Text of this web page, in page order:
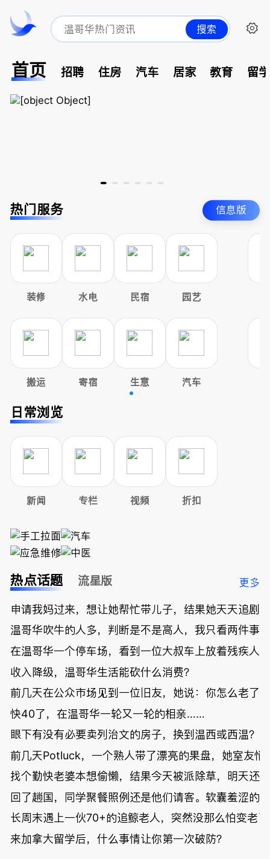
搜索
首页 招聘 住房 汽车 居家 教育 留
热门服务 信息版
装修 水电 民宿 园艺
搬运 寄宿 生意 汽车
日常浏览
新闻 专栏 视频 折扣
热点话题 流星版 更多
申请我妈过来，想让她帮忙带儿子，结果她天天追剧
温哥华吹牛的人多，判断是不是高人，我只看两件事
在温哥华一个停车场，看到一位大叔车上放着残疾人
收入降级，温哥华生活能砍什么消费？
前几天在公众市场见到一位旧友，她说：你怎么老了
快40了，在温哥华一轮又一轮的相亲……
眼下有没有必要卖列治文的房子，换到温西或西温？
前几天Potluck，一个熟人带了漂亮的果盘，她室友悄
找个勤快老婆本想偷懒，结果今天被派除草，明天还
回了趟国，同学聚餐照例还是他们请客。软囊羞涩的
长周末遇上一伙70+的追鲸老人，突然没那么怕变老了
来加拿大留学后，什么事情让你第一次破防？